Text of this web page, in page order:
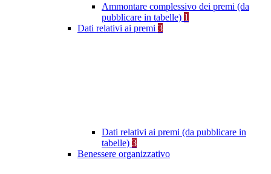
Ammontare complessivo dei premi (da
pubblicare in tabelle) 1
Dati relativi ai premi 3
Dati relativi ai premi (da pubblicare in
tabelle) 3
Benessere organizzativo